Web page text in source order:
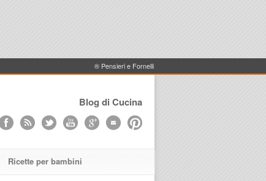
® Pensieri e Fornelli
Blog di Cucina
Ricette per bambini